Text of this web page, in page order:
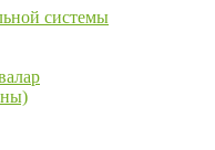
системы